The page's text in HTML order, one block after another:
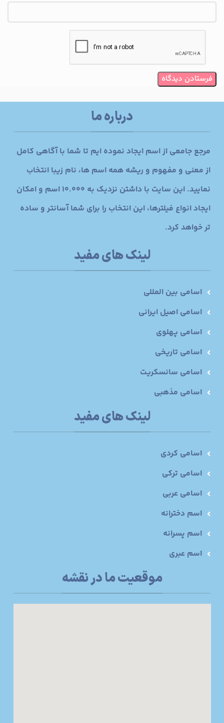
درباره ما
مرجع جامعی از اسم ایجاد نموده ایم تا شما با آگاهی کامل
از معنی و مفهوم و ریشه همه اسم ها، نام زیبا انتخاب
نمایید. این سایت با داشتن نزدیک به 10.000 اسم و امکان
ایجاد انواع فیلترها، این انتخاب را برای شما آسانتر و ساده
تر خواهد کرد.
لینک های مفید
اسامی بین المللی
اسامی اصیل ایرانی
اسامی پهلوی
اسامی تاریخی
اسامی سانسکریت
اسامی مذهبی
لینک های مفید
اسامی کردی
اسامی ترکی
اسامی عربی
اسم دخترانه
اسم پسرانه
اسم عبری
موقعیت ما در نقشه